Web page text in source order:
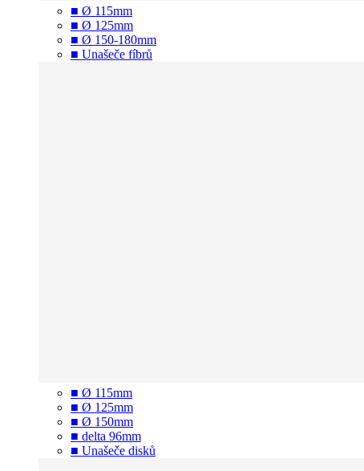
■ Ø 115mm
■ Ø 125mm
■ Ø 150-180mm
■ Unašeče fíbrů
■ Ø 115mm
■ Ø 125mm
■ Ø 150mm
■ delta 96mm
■ Unašeče disků